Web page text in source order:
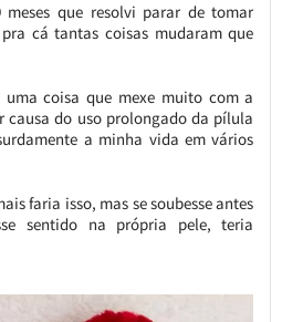
que resolvi parar de tomar
cá tantas coisas mudaram que
uma coisa que mexe muito com a
causa do uso prolongado da pílula
a minha vida em vários
faria isso, mas se soubesse antes
sentido na própria pele, teria